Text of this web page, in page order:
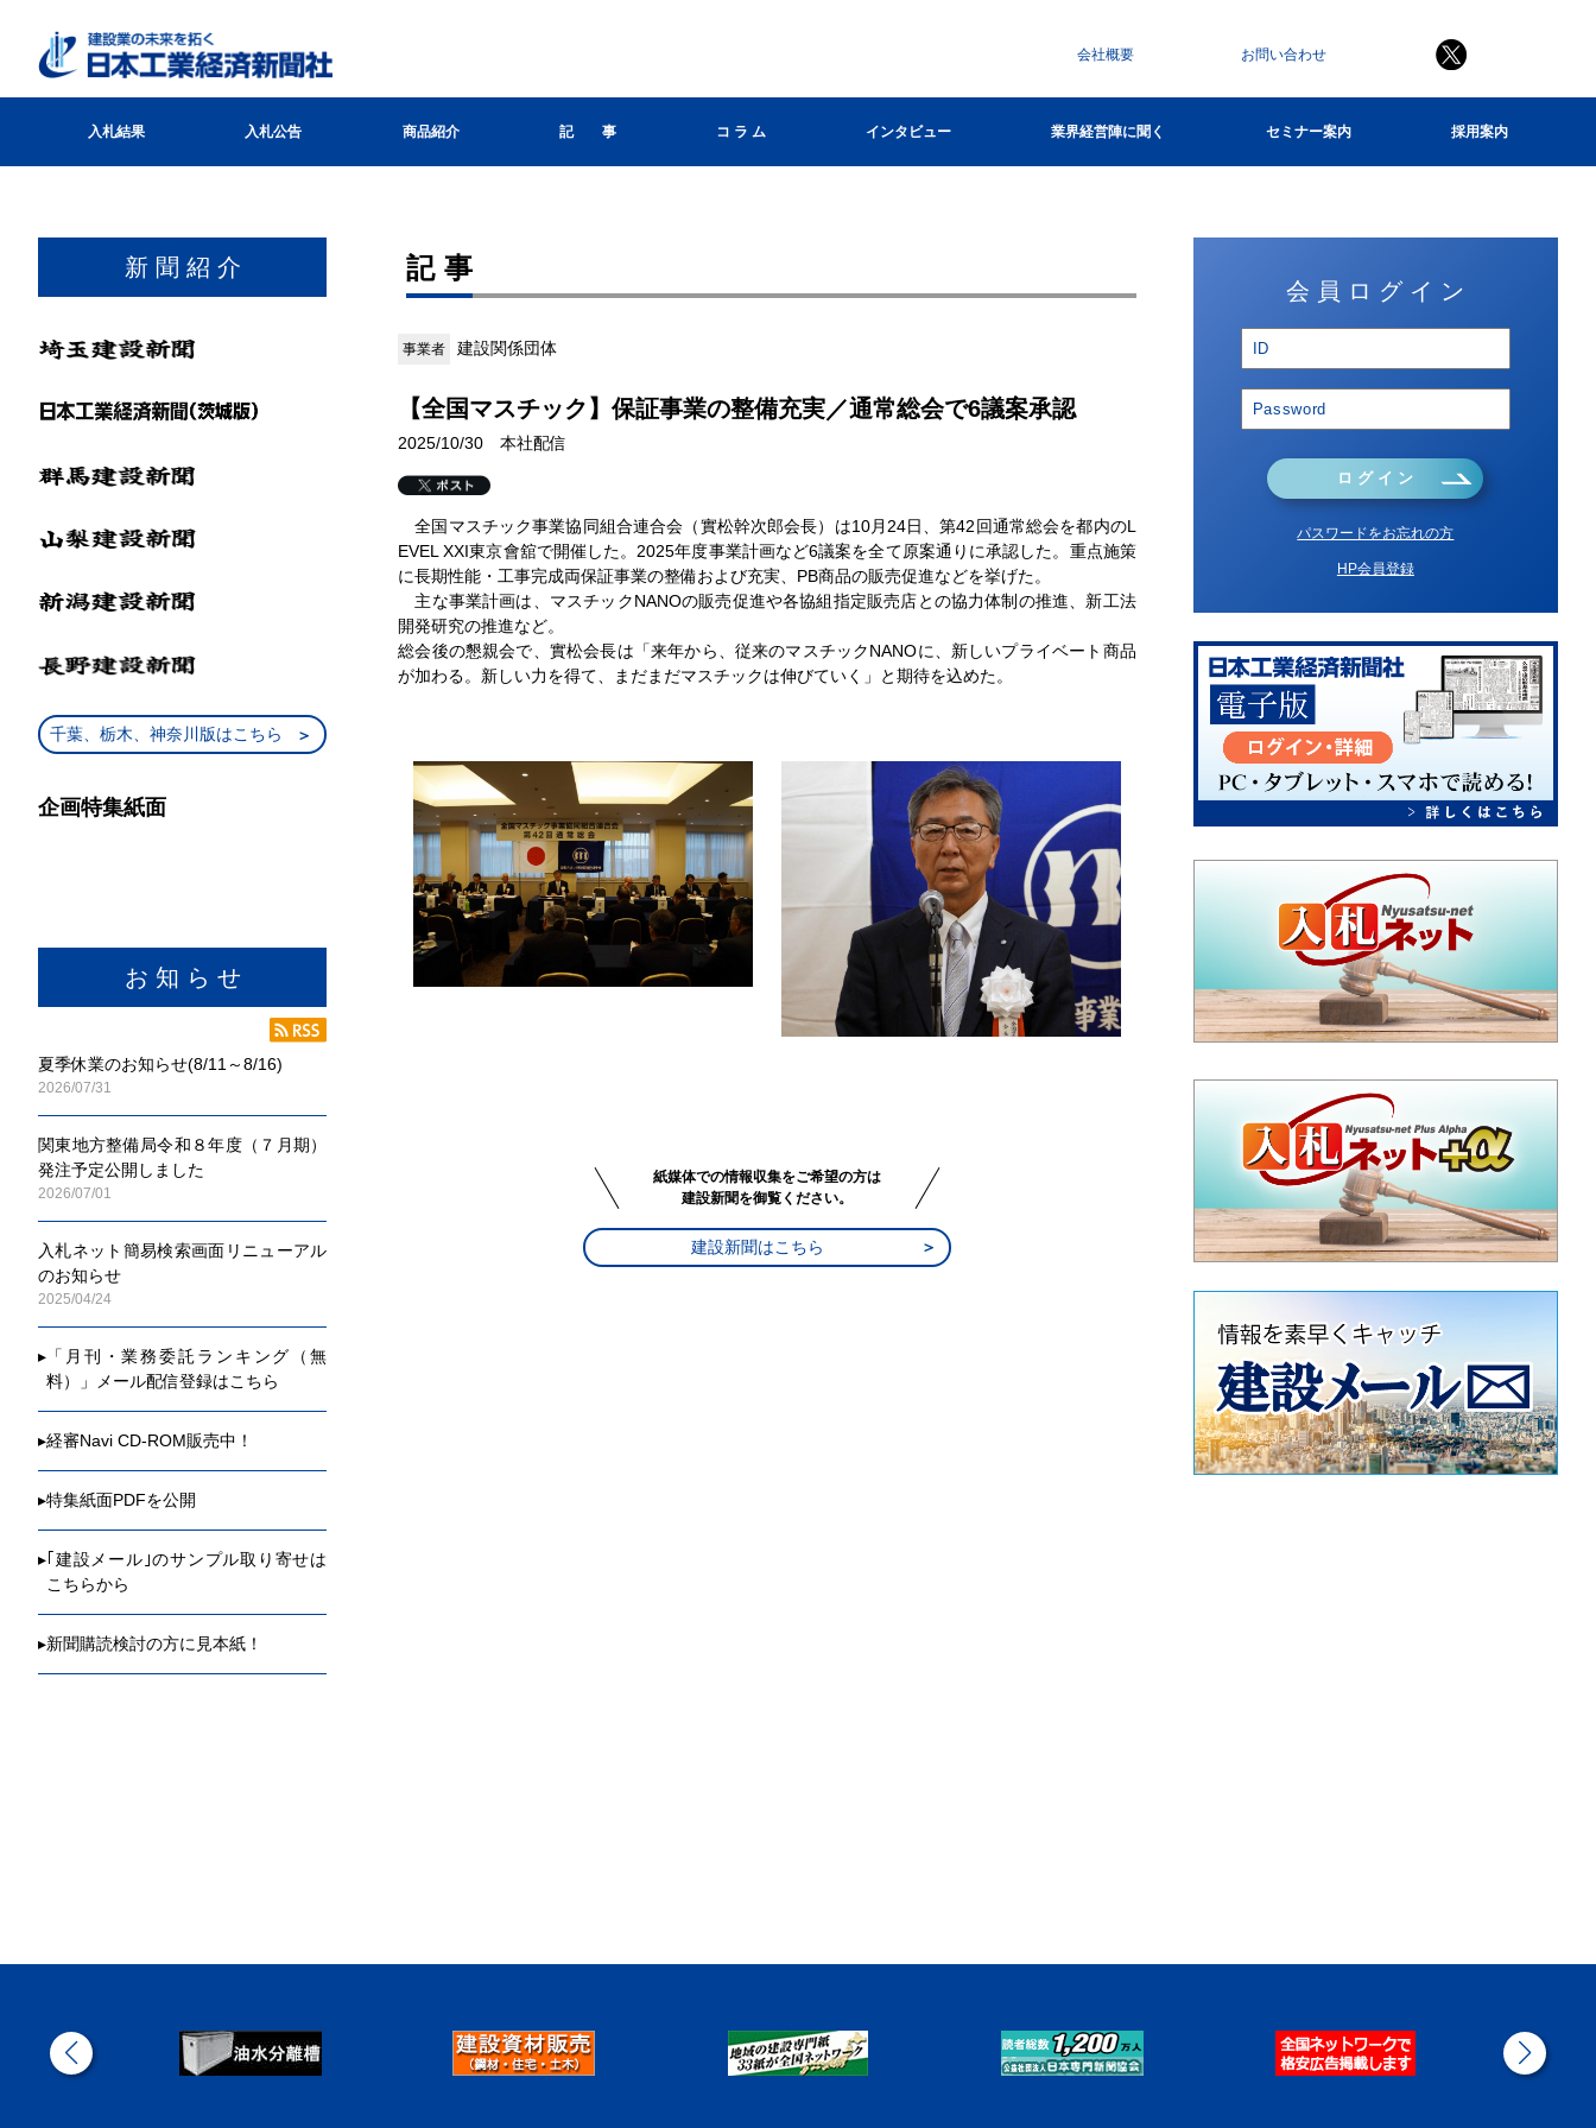
会社概要 お問い合わせ
入札結果 入札公告 商品紹介 記 事 コ ラ ム インタビュー 業界経営陣に聞く セミナー案内 採用案内
新 聞 紹 介
千葉、栃木、神奈川版はこちら
企画特集紙面
お 知 ら せ
夏季休業のお知らせ(8/11～8/16)
2026/07/31
関東地方整備局令和８年度（７月期）
発注予定公開しました
2026/07/01
入札ネット簡易検索画面リニューアル
のお知らせ
2025/04/24
▸ 「月刊・業務委託ランキング（無
料）」メール配信登録はこちら
▸経審Navi CD-ROM販売中！
▸特集紙面PDFを公開
▸ ｢建設メール｣のサンプル取り寄せは
こちらから
▸新聞購読検討の方に見本紙！
記事
事業者 建設関係団体
【全国マスチック】保証事業の整備充実／通常総会で6議案承認
2025/10/30 本社配信
全国マスチック事業協同組合連合会（實松幹次郎会長）は10月24日、第42回通常総会を都内のL
EVEL XXI東京會舘で開催した。2025年度事業計画など6議案を全て原案通りに承認した。重点施策
に長期性能・工事完成両保証事業の整備および充実、PB商品の販売促進などを挙げた。
主な事業計画は、マスチックNANOの販売促進や各協組指定販売店との協力体制の推進、新工法
開発研究の推進など。
総会後の懇親会で、實松会長は「来年から、従来のマスチックNANOに、新しいプライベート商品
が加わる。新しい力を得て、まだまだマスチックは伸びていく」と期待を込めた。
紙媒体での情報収集をご希望の方は
建設新聞を御覧ください。
建設新聞はこちら
会 員 ロ グ イ ン
ロ グ イ ン
パスワードをお忘れの方
HP会員登録